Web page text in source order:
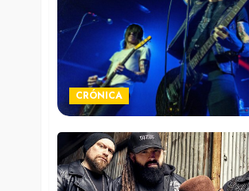
CRÓNICA